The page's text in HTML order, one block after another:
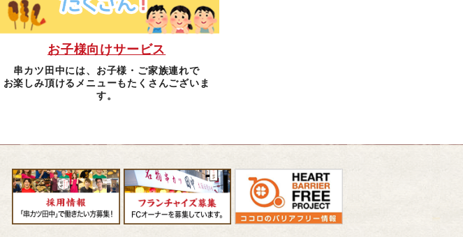
お子様向けサービス
串カツ田中には、お子様・ご家族連れで
お楽しみ頂けるメニューもたくさんございま
す。